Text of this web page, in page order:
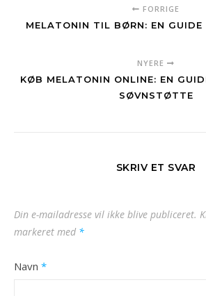
FORRIGE
MELATONIN TIL BØRN: EN
NYERE
KØB MELATONIN ONLINE: EN
SØVNSTØTTE
SKRIV ET SVAR
Din e-mailadresse vil ikke blive publiceret.
markeret med *
Navn *